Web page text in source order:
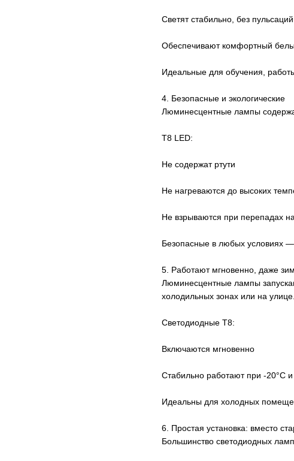
Светят стабильно, без пульсаций
Обеспечивают комфортный
Идеальные для обучения,
4. Безопасные и экологические
Люминесцентные лампы
T8 LED:
Не содержат ртути
Не нагреваются до высоких
Не взрываются при перепадах
Безопасные в любых условиях
5. Работают мгновенно, даже
Люминесцентные лампы
холодильных зонах или на улице.
Светодиодные T8:
Включаются мгновенно
Стабильно работают при -20°C
Идеальны для холодных
6. Простая установка: вместо
Большинство светодиодных